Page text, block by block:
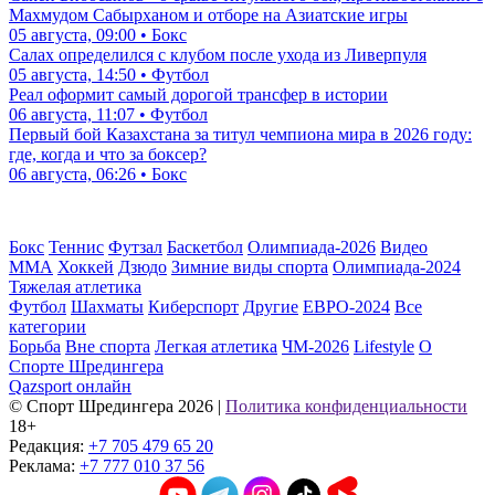
Махмудом Сабырханом и отборе на Азиатские игры
05 августа, 09:00 • Бокс
Салах определился с клубом после ухода из Ливерпуля
05 августа, 14:50 • Футбол
Реал оформит самый дорогой трансфер в истории
06 августа, 11:07 • Футбол
Первый бой Казахстана за титул чемпиона мира в 2026 году:
где, когда и что за боксер?
06 августа, 06:26 • Бокс
Бокс Теннис Футзал Баскетбол Олимпиада-2026 Видео
ММА Хоккей Дзюдо Зимние виды спорта Олимпиада-2024
Тяжелая атлетика
Футбол Шахматы Киберспорт Другие ЕВРО-2024 Все
категории
Борьба Вне спорта Легкая атлетика ЧМ-2026 Lifestyle О
Спорте Шредингера
Qazsport онлайн
© Cпорт Шредингера 2026 | Политика конфиденциальности
18+
Редакция: +7 705 479 65 20
Реклама: +7 777 010 37 56